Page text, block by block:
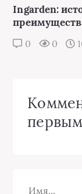
Ingarden:
0 0
первым